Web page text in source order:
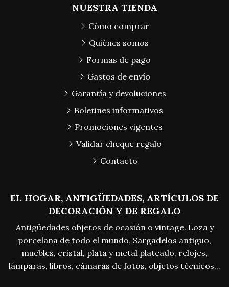
EL HOGAR, ANTIGÜEDADES, ARTÍCULOS DE
DECORACIÓN Y DE REGALO
Antigüedades objetos de ocasión o vintage. Loza y
porcelana de todo el mundo, Sargadelos antiguo,
muebles, cristal, plata y metal plateado, relojes,
lámparas, libros, cámaras de fotos, objetos técnicos...
NUESTRA TIENDA
Cómo comprar
Quiénes somos
Formas de pago
Gastos de envío
Garantía y devoluciones
Boletines informativos
Promociones vigentes
Validar cheque regalo
Contacto